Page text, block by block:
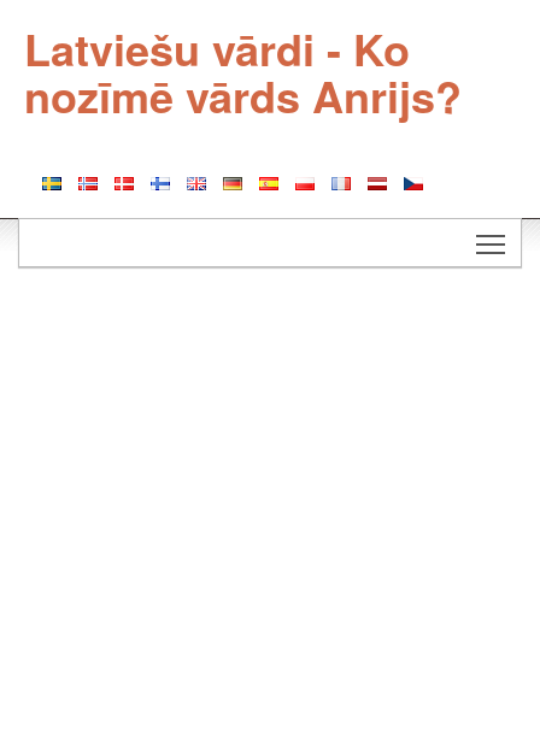
Latviešu vārdi - Ko
nozīmē vārds Anrijs?